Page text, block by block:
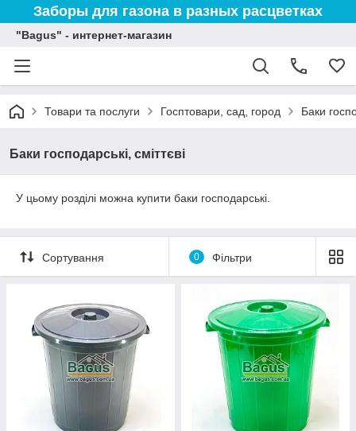
Заборы для газона в разных расцветках
"Bagus" - интернет-магазин
Товари та послуги Госптовари, сад, город Баки
Баки господарські, сміттєві
У цьому розділі можна купити баки господарські.
Сортування 0 Фільтри